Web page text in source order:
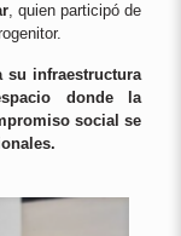
, quien participó de
su infraestructura
donde la
social se